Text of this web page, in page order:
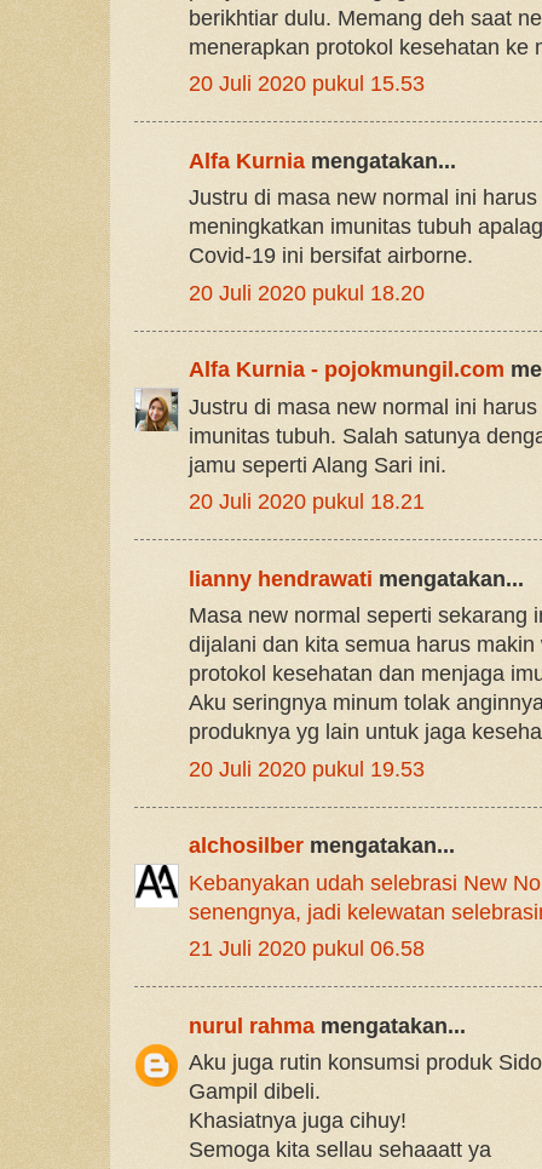
berikhtiar dulu. Memang deh saat
menerapkan protokol kesehatan ke
20 Juli 2020 pukul 15.53
Alfa Kurniamengatakan...
Justru di masa new normal ini
meningkatkan imunitas tubuh
Covid-19 ini bersifat airborne.
20 Juli 2020 pukul 18.20
Alfa Kurnia - pojokmungil.com
Justru di masa new normal ini
imunitas tubuh. Salah satunya
jamu seperti Alang Sari ini.
20 Juli 2020 pukul 18.21
lianny hendrawati mengatakan...
Masa new normal seperti sekarang
dijalani dan kita semua harus
protokol kesehatan dan menjaga
Aku seringnya minum tolak
produknya yg lain untuk jaga
20 Juli 2020 pukul 19.53
alchosilber mengatakan...
Kebanyakan udah selebrasi New
senengnya, jadi kelewatan
21 Juli 2020 pukul 06.58
nurul rahma mengatakan...
Aku juga rutin konsumsi produk
Gampil dibeli.
Khasiatnya juga cihuy!
Semoga kita sellau sehaaatt ya